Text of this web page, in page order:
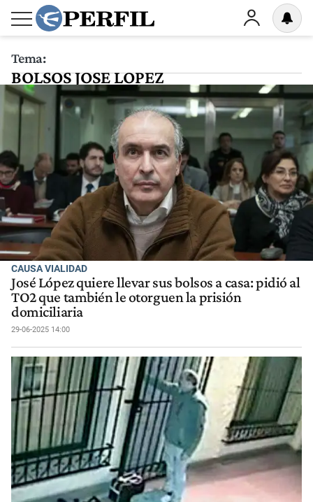
Tema:
BOLSOS JOSE LOPEZ
CAUSA VIALIDAD
José López quiere llevar sus bolsos a casa: pidió al
TO2 que también le otorguen la prisión
domiciliaria
29-06-2025 14:00